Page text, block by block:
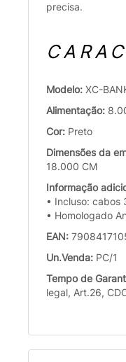
precisa.
Modelo: XC-
Alimentação:
Cor: Preto
Dimensões da
18.000 CM
Informação
• Incluso: cabos
• Homologado
EAN:
Un.Venda: PC/1
Tempo de
legal, Art.26,